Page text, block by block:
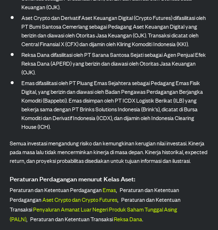
Keuangan (OJK).
Aset Crypto dan Derivatif Aset Keuangan Digital (Crypto Futures) difasilitasi oleh
PT Bumi Santosa Cemerlang sebagai Pedagang Aset Keuangan Digital yang
berizin dan diawasi oleh Otoritas Jasa Keuangan (OJK). Transaksi dicatat oleh
Central Finansial X (CFX) dan dijamin oleh Kliring Komoditi Indonesia (KKI).
Reksa Dana difasilitasi oleh PT Sarana Santosa Sejati sebagai Agen Penjual Efek
Reksa Dana (APERD) yang berizin dan diawasi oleh Otoritas Jasa Keuangan
(OJK).
Emas difasilitasi oleh PT Pluang Emas Sejahtera sebagai Pedagang Emas Fisik
Digital, yang berizin dan diawasi oleh Badan Pengawas Perdagangan Berjangka
Komoditi (Bappebti). Emas disimpan oleh PT ICDX Logistik Berikat (ILB) yang
bekerja sama dengan PT Brinks Solutions Indonesia (Brink's), dicatat di Bursa
Komoditi dan Derivatif Indonesia (ICDX), dan dijamin oleh Indonesia Clearing
House (ICH).
Semua investasi mengandung risiko dan kemungkinan kerugian nilai investasi. Kinerja
pada masa lalu tidak mencerminkan kinerja di masa depan. Kinerja historikal, expected
return, dan proyeksi probabilitas disediakan untuk tujuan informasi dan ilustrasi.
Peraturan Perdagangan menurut Kelas Aset:
Peraturan dan Ketentuan PerdaganganEmas, Peraturan dan Ketentuan
PerdaganganAset Crypto dan Crypto Futures, Peraturan dan Ketentuan
TransaksiPenyaluran Amanat Luar Negeri Produk Saham Tunggal Asing
(PALN), Peraturan dan Ketentuan TransaksiReksa Dana.